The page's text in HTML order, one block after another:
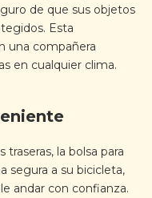
de que sus objetos
Esta
una compañera
en cualquier clima.
la bolsa para
segura a su bicicleta,
andar con confianza.